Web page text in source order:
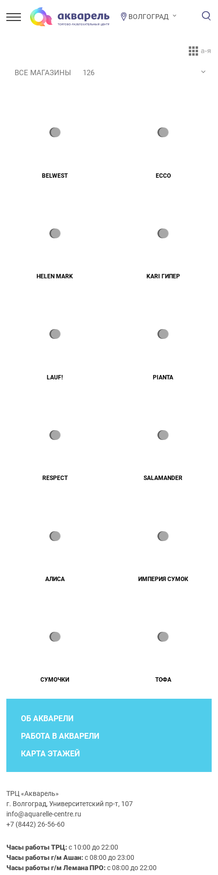
ВОЛГОГРАД
ВСЕ МАГАЗИНЫ 126
BELWEST ECCO
HELEN MARK KARI ГИПЕР
LAUF! PIANTA
RESPECT SALAMANDER
АЛИСА ИМПЕРИЯ СУМОК
СУМОЧКИ ТОФА
ОБ АКВАРЕЛИ
РАБОТА В АКВАРЕЛИ
КАРТА ЭТАЖЕЙ
ТРЦ «Акварель»
г. Волгоград, Университетский пр-т, 107
info@aquarelle-centre.ru
+7 (8442) 26-56-60
Часы работы ТРЦ:с 10:00 до 22:00
Часы работы г/м Ашан:с 08:00 до 23:00
Часы работыг/мЛемана ПРО:с 08:00 до 22:00